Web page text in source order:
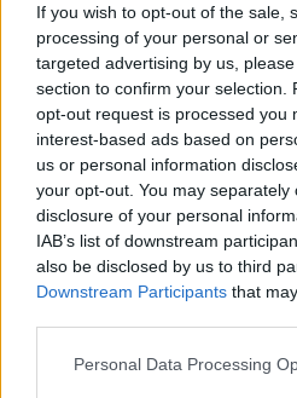
If you wish to opt-out of the sale,
processing of your personal or
targeted advertising by us,
section to confirm your selection.
opt-out request is processed you
interest-based ads based on
us or personal information
your opt-out. You may
disclosure of your personal
IAB’s list of downstream
also be disclosed by us to third
Downstream Participants that
Please note that this website/app
Personal Data Processing
Kezelés
Aranyér kezelése
Kemoterápia
Szürkehályog műtét
Vízszerű hasmenés
Afta kezelése
Dagadt boka
Napallergia kezelése
Fülgyulladás
Összes Kezelés
Életmódváltás
Kutatás